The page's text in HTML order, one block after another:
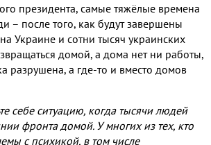
президента, самые тяжёлые времена
– после того, как будут завершены
Украине и сотни тысяч украинских
домой, а дома нет ни работы,
разрушена, а где-то и вместо домов
себе ситуацию, когда тысячи людей
фронта домой. У многих из тех, кто
с психикой, в том числе